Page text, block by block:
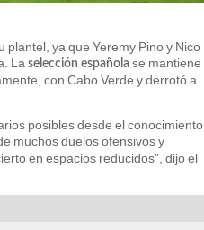
plantel, ya que Yeremy Pino y Nico
La selección española se mantiene
con Cabo Verde y derrotó a
posibles desde el conocimiento
muchos duelos ofensivos y
en espacios reducidos”, dijo el